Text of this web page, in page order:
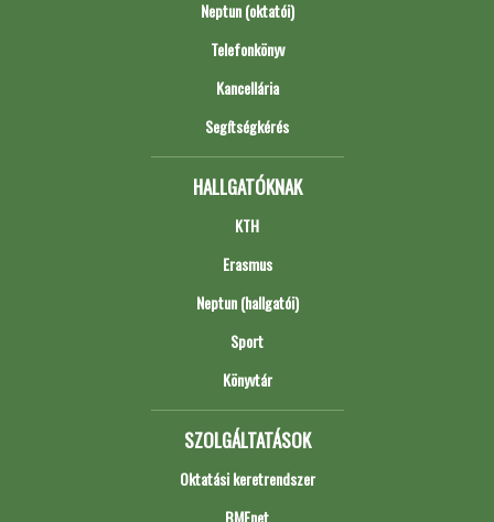
Neptun (oktatói)
Telefonkönyv
Kancellária
Segítségkérés
HALLGATÓKNAK
KTH
Erasmus
Neptun (hallgatói)
Sport
Könyvtár
SZOLGÁLTATÁSOK
Oktatási keretrendszer
BMEnet